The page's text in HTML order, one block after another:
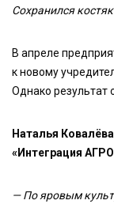
Сохранился
В апреле
к новому
Однако результат
Наталья
«Интеграция
— По яровым